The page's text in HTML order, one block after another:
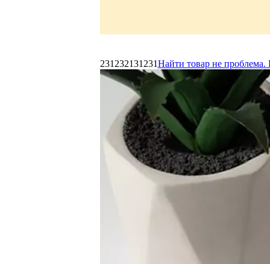
231232131231Найти товар не проблема.